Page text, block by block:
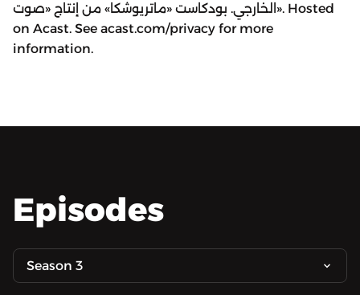
الخارجي. بودكاست «ماتريوشكا» من إنتاج «صوت». Hosted
on Acast. See acast.com/privacy for more
information.
Episodes
Season 3